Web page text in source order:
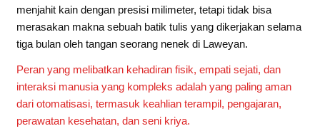
menjahit kain dengan presisi milimeter, tetapi tidak bisa
merasakan makna sebuah batik tulis yang dikerjakan selama
tiga bulan oleh tangan seorang nenek di Laweyan.
Peran yang melibatkan kehadiran fisik, empati sejati, dan
interaksi manusia yang kompleks adalah yang paling aman
dari otomatisasi, termasuk keahlian terampil, pengajaran,
perawatan kesehatan, dan seni kriya.